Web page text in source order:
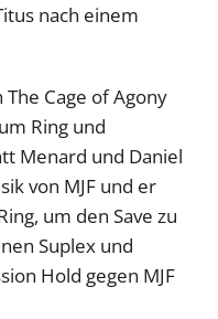
nach einem
Cage of Agony
Ring und
Menard und Daniel
von MJF und er
um den Save zu
Suplex und
Hold gegen MJF